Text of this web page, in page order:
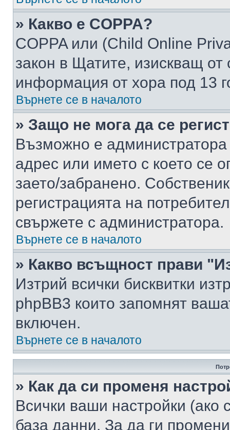
» Какво е COPPA?
COPPA или (Child Online
закон в Щатите, изискващ от
информация от хора под 13
Върнете се в началото
» Защо не мога да се
Възможно е
адрес или името с което се
заето/забранено.
регистрацията на
свържете с администратора.
Върнете се в началото
» Какво всъщност прави
Изтрий всички бисквитки
phpBB3 които запомнят
включен.
Върнете се в началото
» Как да си променя
Всички ваши настройки (ако
база данни. За да ги